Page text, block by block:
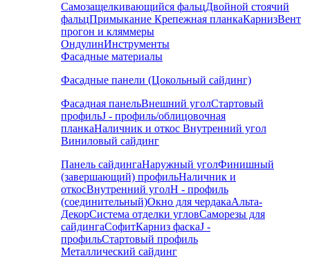
Самозащелкивающийся фальцДвойной стоячий
фальцПримыкание Крепежная планкаКарнизВент
прогон и кляммеры
ОндулинИнструменты
Фасадные материалы
Фасадные панели (Цокольный сайдинг)
Фасадная панельВнешний уголСтартовый
профильJ - профиль/облицовочная
планкаНаличник и откос Внутренний угол
Виниловый сайдинг
Панель сайдингаНаружный уголФинишный
(завершающий) профильНаличник и
откосВнутренний уголH - профиль
(соединительный)Окно для чердакаАльта-
ДекорСистема отделки угловСаморезы для
сайдингаСофитКарниз фаскаJ -
профильСтартовый профиль
Металлический сайдинг